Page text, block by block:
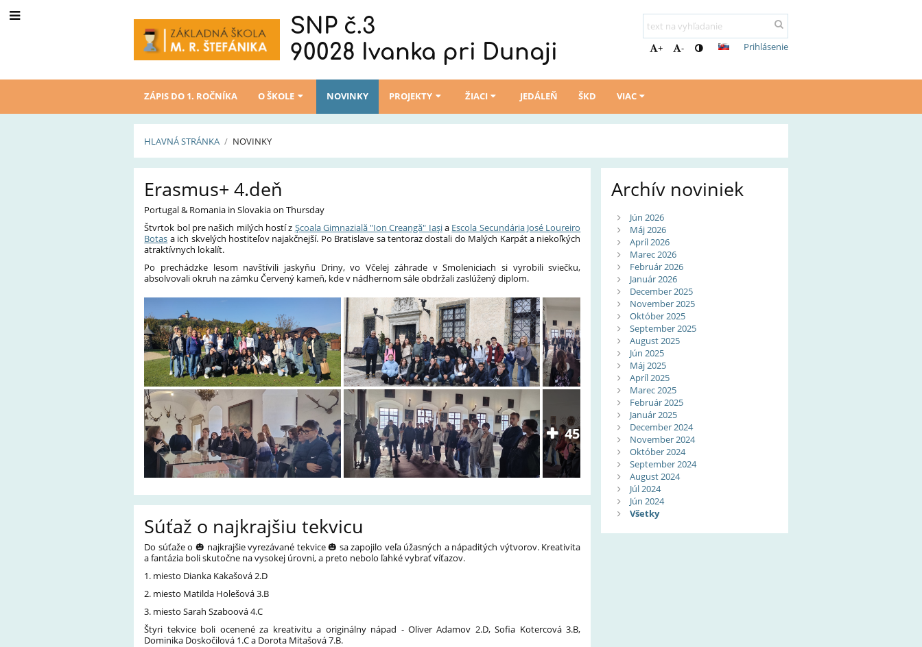
SNP č.3
90028 Ivanka pri Dunaji
+ - Prihlásenie
ZÁPIS DO 1. ROČNÍKA O ŠKOLE NOVINKY PROJEKTY ŽIACI JEDÁLEŇ ŠKD VIAC
HLAVNÁ STRÁNKA / NOVINKY
Novinky
Erasmus+ 4.deň
Portugal & Romania in Slovakia on Thursday
Štvrtok bol pre našich milých hostí z Şcoala Gimnazială "Ion Creangă" Iaşia Escola Secundária José Loureiro
Botas a ich skvelých hostiteľov najakčnejší. Po Bratislave sa tentoraz dostali do Malých Karpát a niekoľkých
atraktívnych lokalít.
Po prechádzke lesom navštívili jaskyňu Driny, vo Včelej záhrade v Smoleniciach si vyrobili sviečku,
absolvovali okruh na zámku Červený kameň, kde v nádhernom sále obdržali zaslúžený diplom.
45
Súťaž o najkrajšiu tekvicu
Do súťaže o 🎃 najkrajšie vyrezávané tekvice 🎃 sa zapojilo veľa úžasných a nápaditých výtvorov. Kreativita
a fantázia boli skutočne na vysokej úrovni, a preto nebolo ľahké vybrať víťazov.
1. miesto Dianka Kakašová 2.D
2. miesto Matilda Holešová 3.B
3. miesto Sarah Szaboová 4.C
Štyri tekvice boli ocenené za kreativitu a originálny nápad - Oliver Adamov 2.D, Sofia Kotercová 3.B,
Dominika Doskočilová 1.C a Dorota Mitašová 7.B.
Archív noviniek
Jún 2026
Máj 2026
Apríl 2026
Marec 2026
Február 2026
Január 2026
December 2025
November 2025
Október 2025
September 2025
August 2025
Jún 2025
Máj 2025
Apríl 2025
Marec 2025
Február 2025
Január 2025
December 2024
November 2024
Október 2024
September 2024
August 2024
Júl 2024
Jún 2024
Všetky